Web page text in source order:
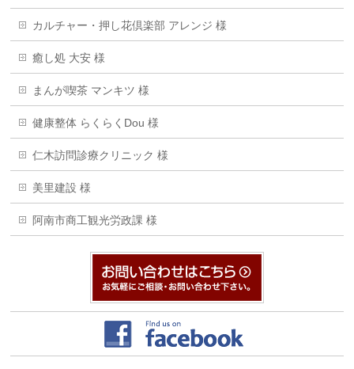
カルチャー・押し花倶楽部 アレンジ 様
癒し処 大安 様
まんが喫茶 マンキツ 様
健康整体 らくらくDou 様
仁木訪問診療クリニック 様
美里建設 様
阿南市商工観光労政課 様